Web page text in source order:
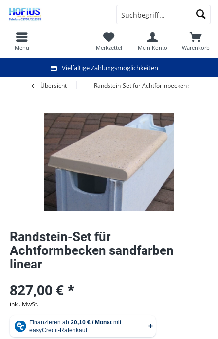
Vielfältige Zahlungsmöglichkeiten
Warenkorb
Merkzettel Mein Konto
Menü
Übersicht Randstein-Set für Achtformbecken
Randstein-Set für
Achtformbecken sandfarben
linear
827,00 € *
inkl. MwSt.